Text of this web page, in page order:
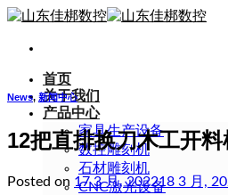
Skip
content
首页
关于我们
产品中心
家具生产设备
数控雕刻机
石材雕刻机
CNC激光设备
News, 新闻中心
12把直排换刀木工开料
Posted on 17 3 月, 202218 3 月,